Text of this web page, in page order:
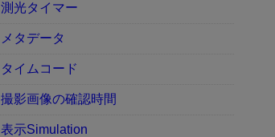
測光タイマー
メタデータ
タイムコード
撮影画像の確認時間
表示Simulation